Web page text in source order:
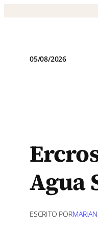
05/08/2026
Agua
ESCRITO POR